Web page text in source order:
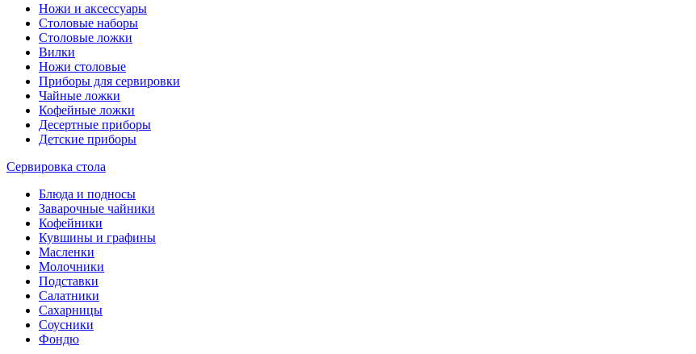
Ножи и аксессуары
Столовые наборы
Столовые ложки
Вилки
Ножи столовые
Приборы для сервировки
Чайные ложки
Кофейные ложки
Десертные приборы
Детские приборы
Сервировка стола
Блюда и подносы
Заварочные чайники
Кофейники
Кувшины и графины
Масленки
Молочники
Подставки
Салатники
Сахарницы
Соусники
Фондю